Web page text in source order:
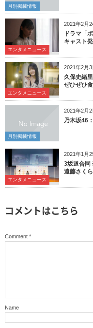
月別掲載情報
2021年2月
エンタメニュース
ドラマ「
キャスト
2021年2月3
エンタメニュース
久保史緒
ぜひぜひ食
2021年2月2
月別掲載情報
乃木坂46
2021年1月
エンタメニュース
3坂道合同
遠藤さく
コメントはこちら
Comment *
Name